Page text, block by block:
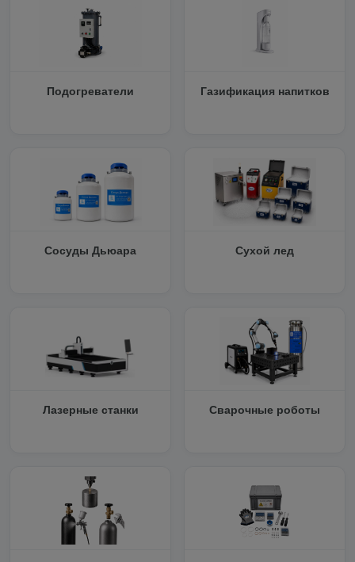
Подогреватели Газификация напитков
Сосуды Дьюара Сухой лед
Лазерные станки Сварочные роботы